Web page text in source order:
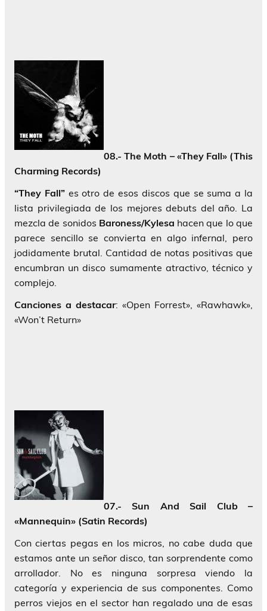
08.- The Moth – «They Fall» (This
Charming Records)
“They Fall”es otro de esos discos que se suma a la
lista privilegiada de los mejores debuts del año. La
mezcla de sonidos Baroness/Kylesa hacen que lo que
parece sencillo se convierta en algo infernal, pero
jodidamente brutal. Cantidad de notas positivas que
encumbran un disco sumamente atractivo, técnico y
complejo.
Canciones a destacar: «Open Forrest», «Rawhawk»,
«Won’t Return»
07.- Sun And Sail Club –
«Mannequin» (Satin Records)
Con ciertas pegas en los micros, no cabe duda que
estamos ante un señor disco, tan sorprendente como
arrollador. No es ninguna sorpresa viendo la
categoría y experiencia de sus componentes. Como
perros viejos en el sector han regalado una de esas